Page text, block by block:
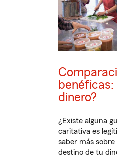
dinero?
¿Existe alguna
caritativa es
saber más sobre
destino de tu